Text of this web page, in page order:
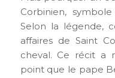
Corbinien,
Selon la légende,
affaires de Saint
cheval. Ce récit a
point que le pape